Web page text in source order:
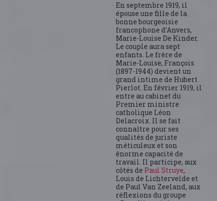
En septembre 1919, il
épouse une fille de la
bonne bourgeoisie
francophone d’Anvers,
Marie-Louise De Kinder.
Le couple aura sept
enfants. Le frère de
Marie-Louise, François
(1897-1944) devient un
grand intime de Hubert
Pierlot. En février 1919, il
entre au cabinet du
Premier ministre
catholique Léon
Delacroix. Il se fait
connaître pour ses
qualités de juriste
méticuleux et son
énorme capacité de
travail. Il participe, aux
côtés de Paul Struye,
Louis de Lichtervelde et
de Paul Van Zeeland, aux
réflexions du groupe